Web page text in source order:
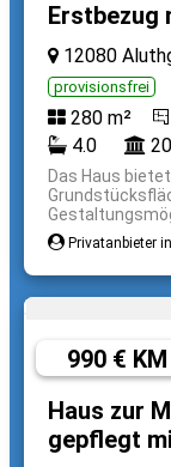
Erstbezug
12080
provisionsfrei
280 m²
4.0
Das Haus
Privatanbieter in
990 € KM
Haus zur
gepflegt